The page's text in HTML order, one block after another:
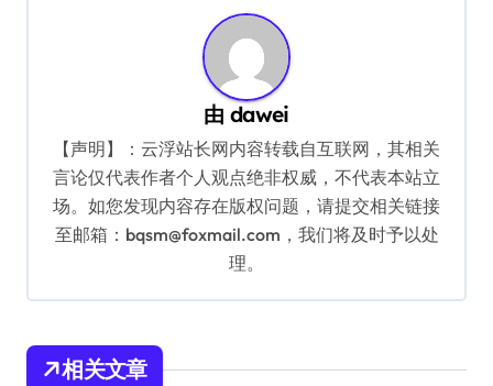
由dawei
【声明】：云浮站长网内容转载自互联网，其相关
言论仅代表作者个人观点绝非权威，不代表本站立
场。如您发现内容存在版权问题，请提交相关链接
至邮箱：bqsm@foxmail.com，我们将及时予以处
理。
相关文章